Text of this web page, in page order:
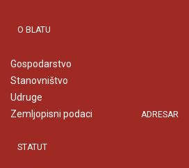
O BLATU
Gospodarstvo
Stanovništvo
Udruge
Zemljopisni podaci
ADRESAR
STATUT